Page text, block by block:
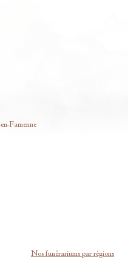
Famenne
Nos funérariums par régions